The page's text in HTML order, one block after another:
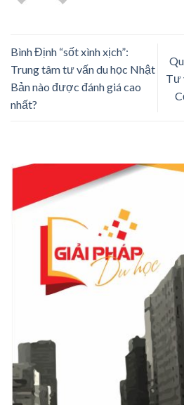
Bình Định “sốt xình xịch”:
Trung tâm tư vấn du học Nhật
Bản nào được đánh giá cao
nhất?
Tư